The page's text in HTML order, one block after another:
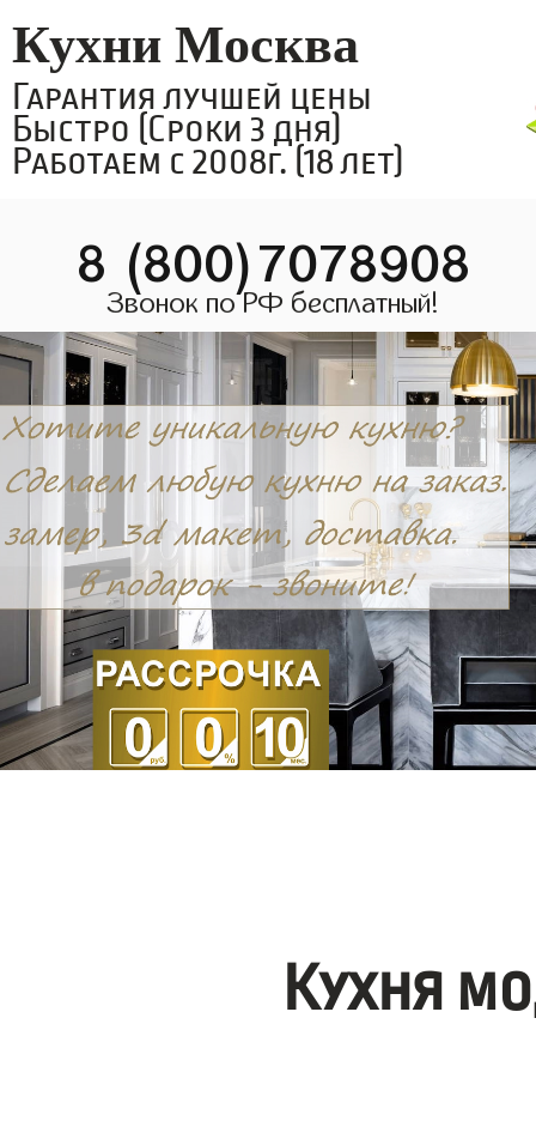
Кухни Москва
Гарантия лучшей цены
Быстро (Сроки 3 дня)
Работаем с 2008г. (18 лет)
8 (800)7078908
Звонок по РФ бесплатный!
Кухня